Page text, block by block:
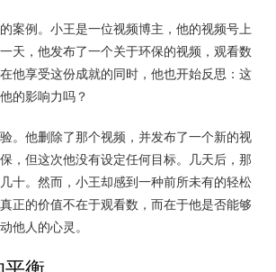
案例。小王是一位视频博主，他的视频号上
天，他发布了一个关于环保的视频，观看数
他享受这份成就的同时，他也开始反思：这
的影响力吗？
。他删除了那个视频，并发布了一个新的视
，但这次他没有设定任何目标。几天后，那
十。然而，小王却感到一种前所未有的轻松
正的价值不在于观看数，而在于他是否能够
他人的心灵。